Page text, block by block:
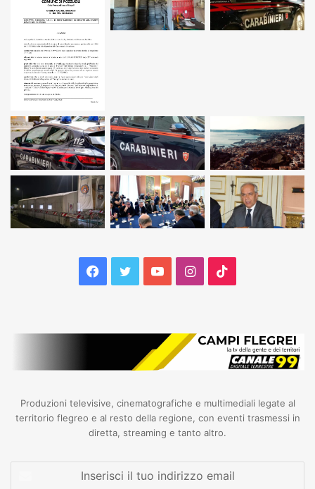
Facebook
TwitterYouTubeInstagram
Produzioni televisive, cinematografiche e multimediali legate al
territorio flegreo e al resto della regione, con eventi trasmessi in
diretta, streaming e tanto altro.